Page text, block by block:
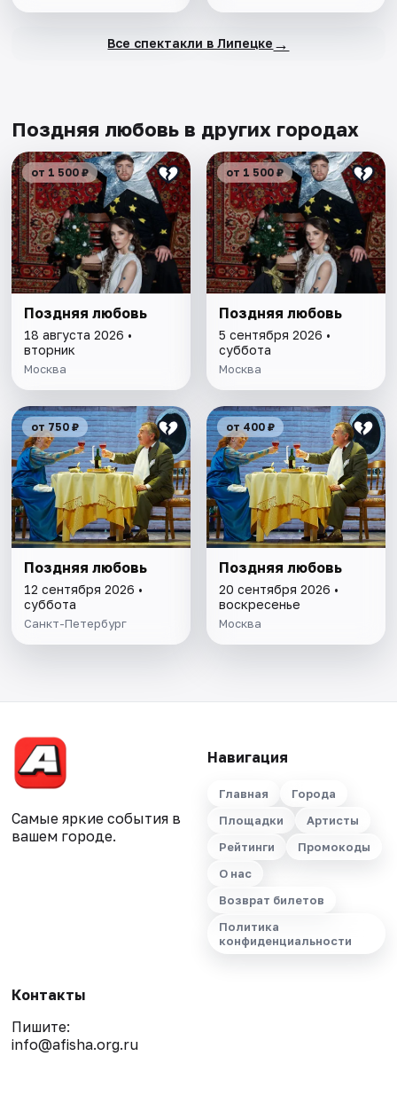
Все спектакли в Липецке →
Поздняя любовь в других городах
от 1 500 ₽
Поздняя любовь
18 августа 2026 •
вторник
Москва
от 1 500 ₽
Поздняя любовь
5 сентября 2026 •
суббота
Москва
от 750 ₽
Поздняя любовь
12 сентября 2026 •
суббота
Санкт-Петербург
от 400 ₽
Поздняя любовь
20 сентября 2026 •
воскресенье
Москва
Самые яркие события в
вашем городе.
Навигация
Главная
Города
Площадки
Артисты
Рейтинги
Промокоды
О нас
Возврат билетов
Политика
конфиденциальности
Контакты
Пишите:
info@afisha.org.ru